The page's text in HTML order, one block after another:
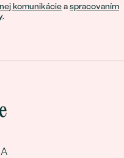
komunikácieaspracovaním
.